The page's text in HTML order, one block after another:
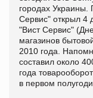
городах Украины.
Сервис" открыл 4
"Вист Сервис"
магазинов
2010 года.
составил около
года
в первом